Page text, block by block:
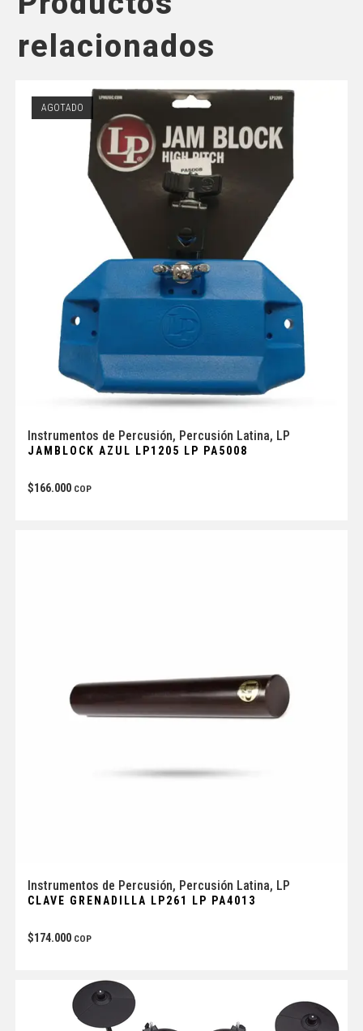
relacionados
AGOTADO
Instrumentos de Percusión, Percusión Latina, LP
JAMBLOCK AZUL LP1205 LP PA5008
$166.000 COP
Instrumentos de Percusión, Percusión Latina, LP
CLAVE GRENADILLA LP261 LP PA4013
$174.000 COP